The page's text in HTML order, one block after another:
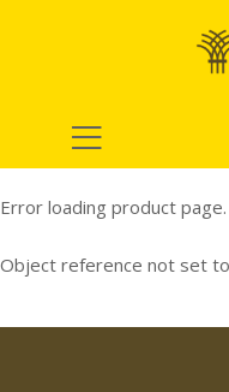
Error loading product page.
Object reference not set